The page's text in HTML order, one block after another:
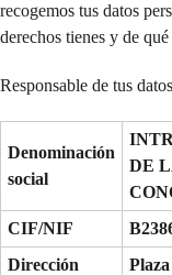
recogemos tus datos
derechos tienes y de
Responsable de tus
Denominación
social
DE
CIF/NIF
Dirección